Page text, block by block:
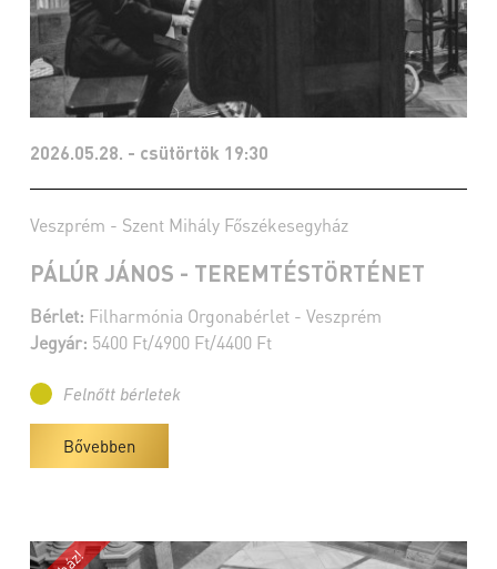
2026.05.28. - csütörtök 19:30
Veszprém - Szent Mihály Főszékesegyház
PÁLÚR JÁNOS - TEREMTÉSTÖRTÉNET
Bérlet: Filharmónia Orgonabérlet - Veszprém
Jegyár: 5400 Ft/4900 Ft/4400 Ft
Felnőtt bérletek
Bővebben